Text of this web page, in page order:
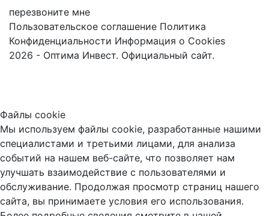
перезвоните мне
Пользовательское соглашение Политика
Конфиденциальности Информация о Cookies
2026 - Оптима Инвест. Официальный сайт.
Файлы cookie
Мы используем файлы cookie, разработанные нашими
специалистами и третьими лицами, для анализа
событий на нашем веб-сайте, что позволяет нам
улучшать взаимодействие с пользователями и
обслуживание. Продолжая просмотр страниц нашего
сайта, вы принимаете условия его использования.